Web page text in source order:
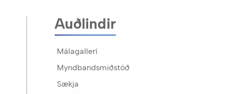
Auðlindir
Málagallerí
Myndbandsmiðstöð
Sækja